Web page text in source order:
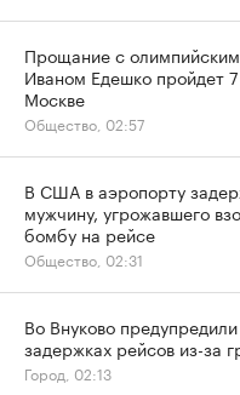
Прощание с
Иваном Едешко пройдет 7
Москве
Общество, 02:57
В США в аэропорту
мужчину, угрожавшего
бомбу на рейсе
Общество, 02:31
Во Внуково
задержках рейсов из-за
Город, 02:13